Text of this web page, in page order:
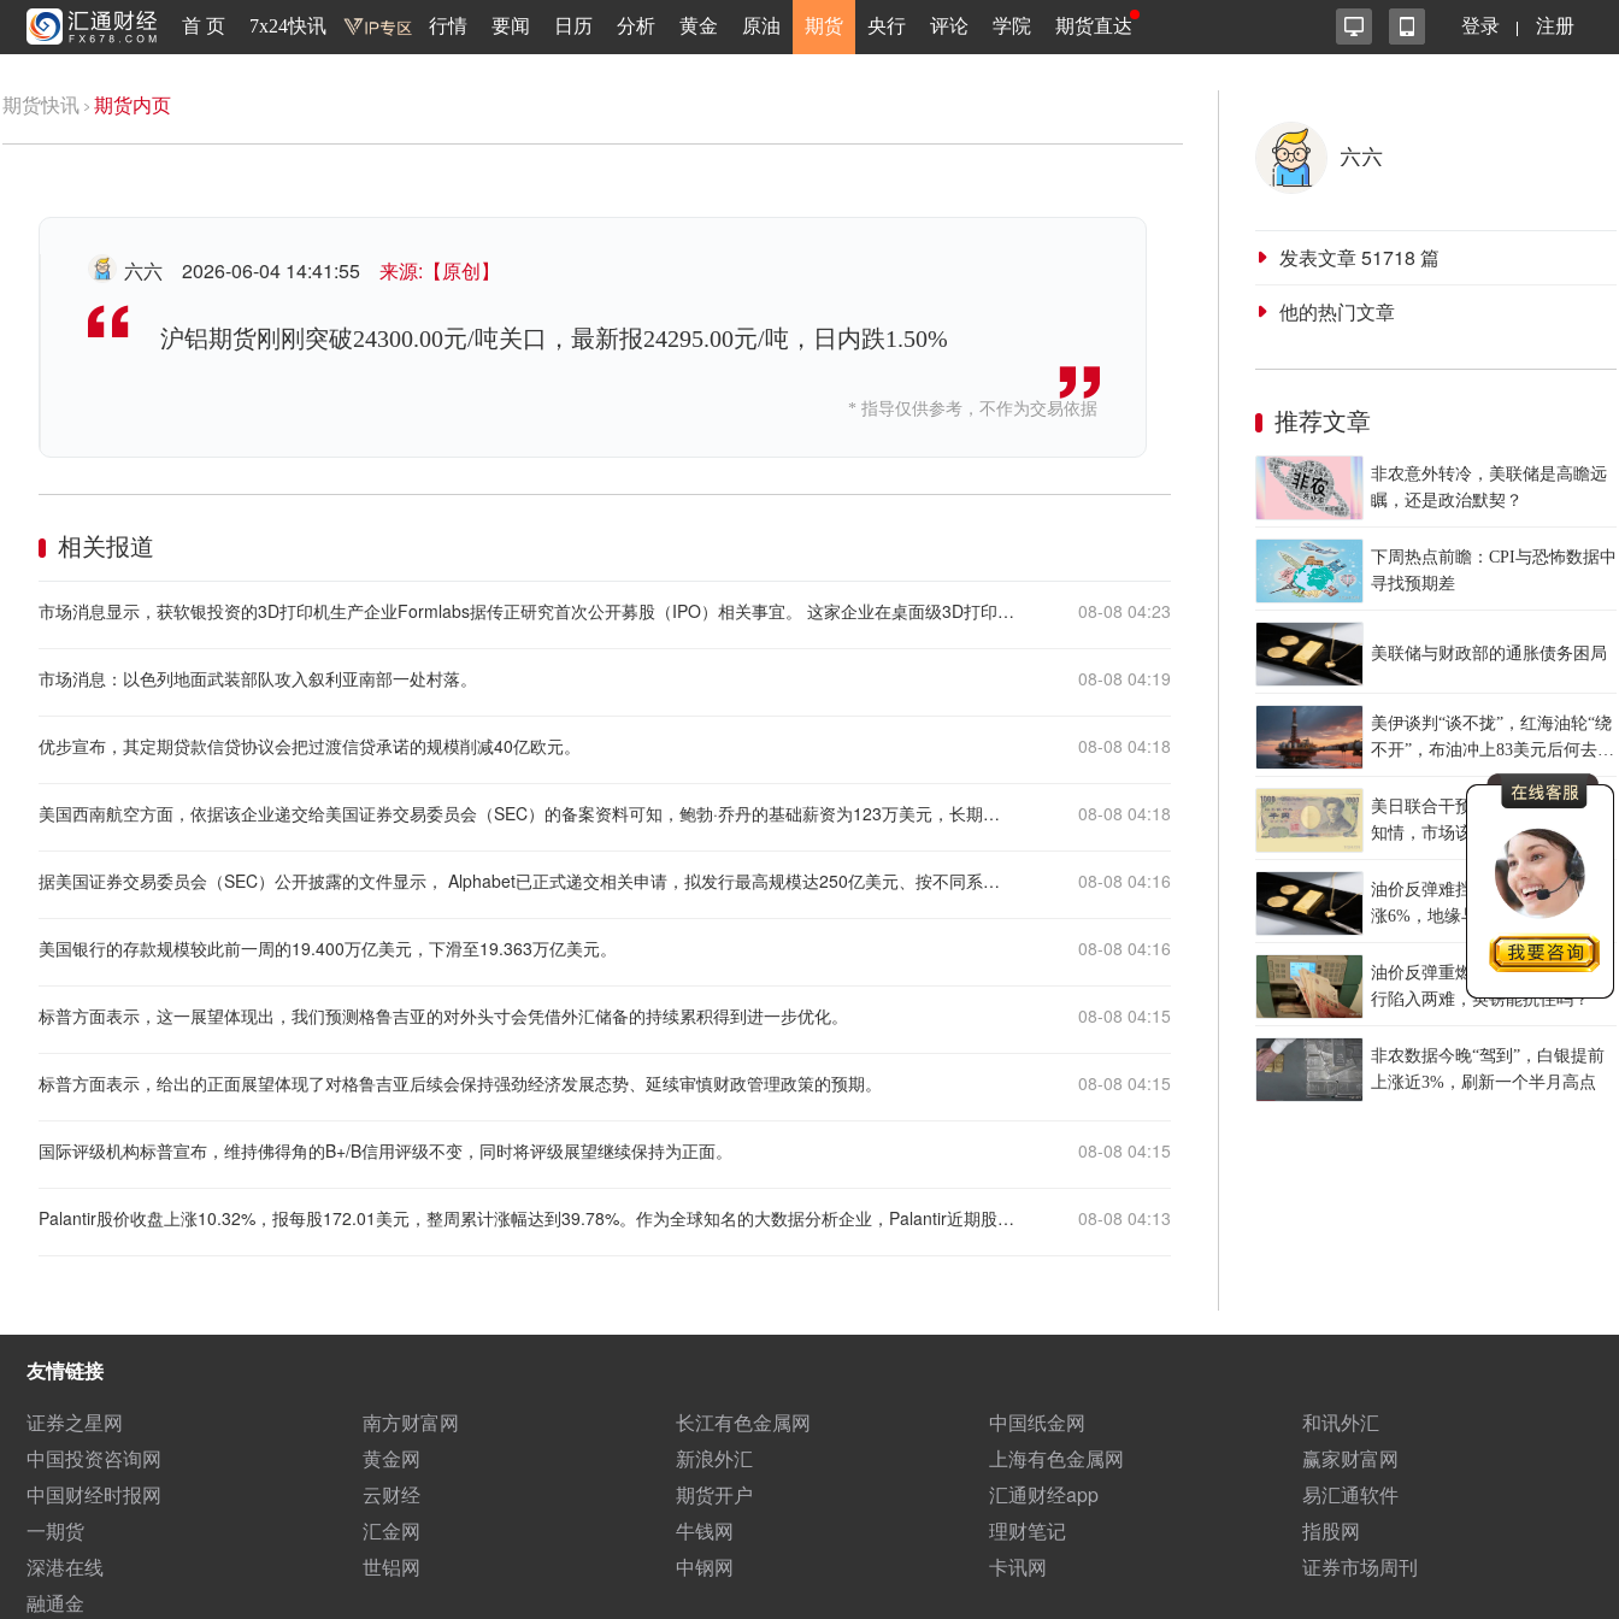
首 页 7x24快讯 行情 要闻 日历 分析 黄金 原油 期货 央行 评论 学院 期货直达 登录 注册
期货快讯 期货内页
六六 2026-06-04 14:41:55 来源:【原创】
沪铝期货刚刚突破24300.00元/吨关口，最新报24295.00元/吨，日内跌1.50%
* 指导仅供参考，不作为交易依据
相关报道
市场消息显示，获软银投资的3D打印机生产企业Formlabs据传正研究首次公开募股（IPO）相关事宜。 这家企业在桌面级3D打印领域拥有较强的技术积累，此前就曾多次传出上市相关的市场传闻，此次如若正式推进IPO，也有望给当前的3D打印行业资本市场带来新的关注度。 08-08 04:23
市场消息：以色列地面武装部队攻入叙利亚南部一处村落。 08-08 04:19
优步宣布，其定期贷款信贷协议会把过渡信贷承诺的规模削减40亿欧元。 08-08 04:18
美国西南航空方面，依据该企业递交给美国证券交易委员会（SEC）的备案资料可知，鲍勃·乔丹的基础薪资为123万美元，长期激励目标倍数设定为1200%，短期激励目标倍数为200%。 08-08 04:18
据美国证券交易委员会（SEC）公开披露的文件显示， Alphabet已正式递交相关申请，拟发行最高规模达250亿美元、按不同系列划分的中期票据。 08-08 04:16
美国银行的存款规模较此前一周的19.400万亿美元，下滑至19.363万亿美元。 08-08 04:16
标普方面表示，这一展望体现出，我们预测格鲁吉亚的对外头寸会凭借外汇储备的持续累积得到进一步优化。 08-08 04:15
标普方面表示，给出的正面展望体现了对格鲁吉亚后续会保持强劲经济发展态势、延续审慎财政管理政策的预期。 08-08 04:15
国际评级机构标普宣布，维持佛得角的B+/B信用评级不变，同时将评级展望继续保持为正面。 08-08 04:15
Palantir股价收盘上涨10.32%，报每股172.01美元，整周累计涨幅达到39.78%。作为全球知名的大数据分析企业，Palantir近期股价表现亮眼，此番周度近40%的涨幅也反映出市场对其业务发展前景的乐观预期。 08-08 04:13
六六
发表文章51718 篇
他的热门文章
推荐文章
非农意外转冷，美联储是高瞻远
瞩，还是政治默契？
下周热点前瞻：CPI与恐怖数据中
寻找预期差
美联储与财政部的通胀债务困局
美伊谈判“谈不拢”，红海油轮“绕
不开”，布油冲上83美元后何去何
美日联合干预，欧洲央行事后才
知情，市场该担心什么？
油价反弹难挡金价强势 黄金单周
涨6%，地缘与利率降温双重赋能
油价反弹重燃滞胀恐慌，英国央
行陷入两难，英镑能抗住吗？
非农数据今晚“驾到”，白银提前
上涨近3%，刷新一个半月高点
友情链接
证券之星网
南方财富网 长江有色金属网 中国纸金网
和讯外汇
中国投资咨询网
黄金网 新浪外汇 上海有色金属网
赢家财富网
中国财经时报网
云财经 期货开户 汇通财经app
易汇通软件
一期货
汇金网 牛钱网 理财笔记
指股网
深港在线
世铝网 中钢网 卡讯网
证券市场周刊
融通金